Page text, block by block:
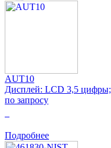
AUT10
Дисплей: LCD 3,5
по запросу
Подробнее